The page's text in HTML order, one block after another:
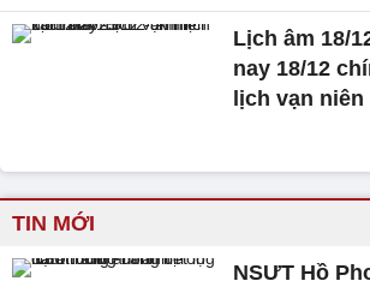
Lịch âm 18/
nay 18/12
lịch vạn niên
TIN MỚI
NSƯT Hồ